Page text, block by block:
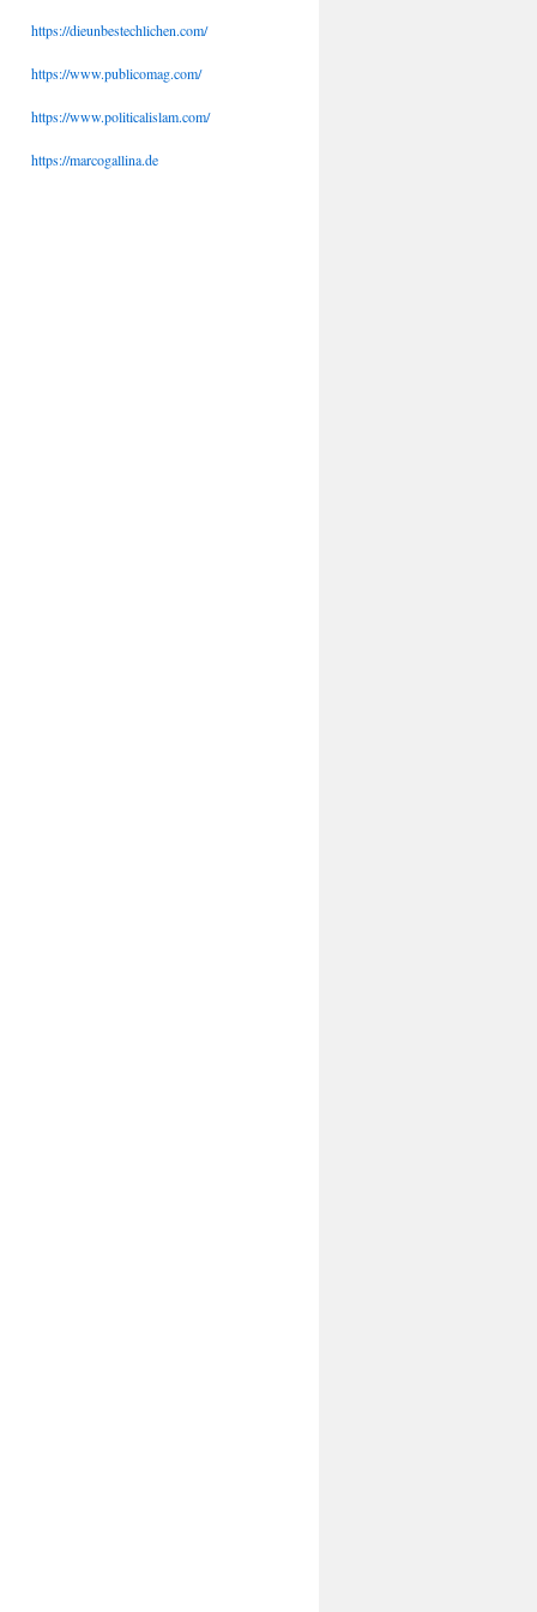
https://dieunbestechlichen.com/
https://www.publicomag.com/
https://www.politicalislam.com/
https://marcogallina.de